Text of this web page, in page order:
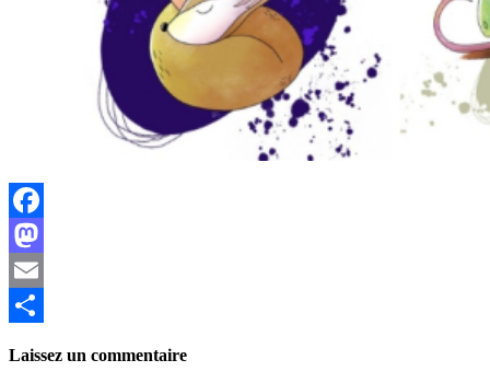
Facebook
Mastodon
Email
Laissez un commentaire